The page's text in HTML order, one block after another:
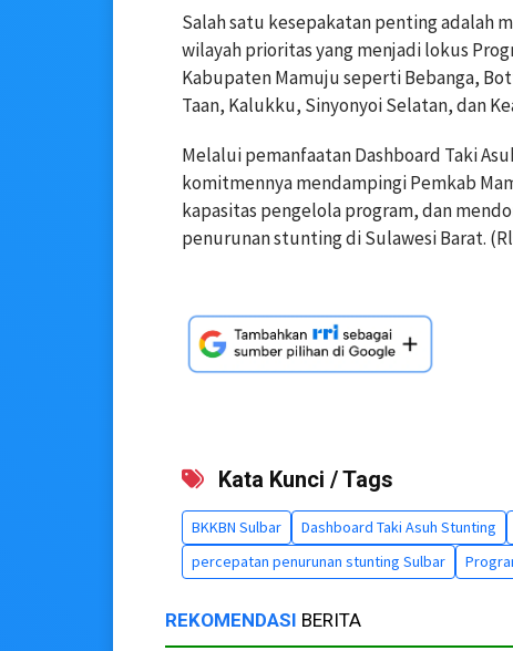
Salah satu kesepakatan penting adalah
wilayah prioritas yang menjadi lokus
Kabupaten Mamuju seperti Bebanga,
Taan, Kalukku, Sinyonyoi Selatan, dan
Melalui pemanfaatan Dashboard Taki
komitmennya mendampingi Pemkab
kapasitas pengelola program, dan
penurunan stunting di Sulawesi Barat.
Kata Kunci / Tags
BKKBN Sulbar Dashboard Taki Asuh Stunting
percepatan penurunan stunting Sulbar
REKOMENDASI BERITA